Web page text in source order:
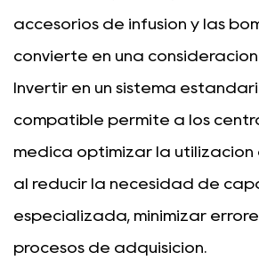
accesorios de infusión y las
convierte en una
Invertir en un sistema
compatible permite a los
médica optimizar la utilización
al reducir la necesidad de
especializada, minimizar
procesos de adquisición.